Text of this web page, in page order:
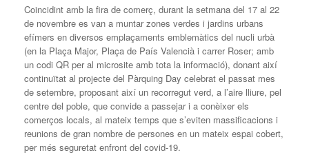
Coincidint amb la fira de comerç, durant la setmana del 17 al 22
de novembre es van a muntar zones verdes i jardins urbans
efímers en diversos emplaçaments emblemàtics del nucli urbà
(en la Plaça Major, Plaça de País Valencià i carrer Roser; amb
un codi QR per al microsite amb tota la informació), donant així
continuïtat al projecte del Pàrquing Day celebrat el passat mes
de setembre, proposant així un recorregut verd, a l’aire lliure, pel
centre del poble, que convide a passejar i a conèixer els
comerços locals, al mateix temps que s’eviten massificacions i
reunions de gran nombre de persones en un mateix espai cobert,
per més seguretat enfront del covid-19.